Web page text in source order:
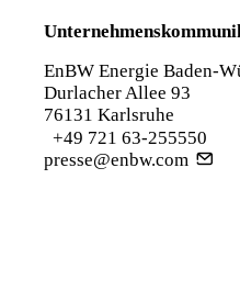
EnBW Energie Baden-
Durlacher Allee 93
76131 Karlsruhe
+49 721 63-255550
presse@enbw.com